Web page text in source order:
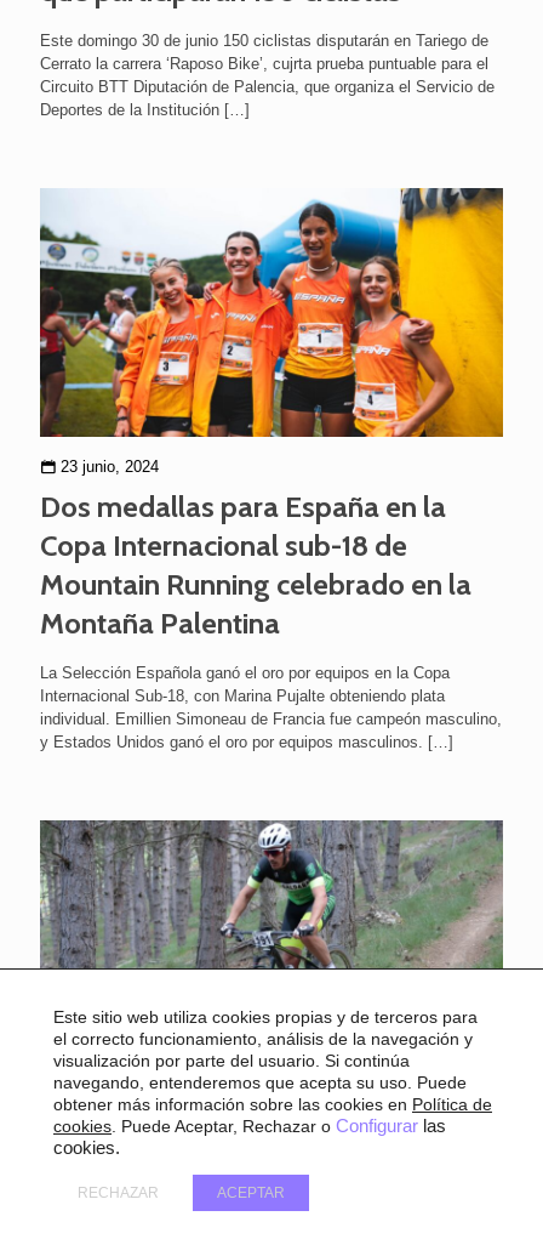
Este domingo 30 de junio 150 ciclistas disputarán en Tariego de
Cerrato la carrera ‘Raposo Bike’, cujrta prueba puntuable para el
Circuito BTT Diputación de Palencia, que organiza el Servicio de
Deportes de la Institución […]
23 junio, 2024
Dos medallas para España en la
Copa Internacional sub-18 de
Mountain Running celebrado en la
Montaña Palentina
La Selección Española ganó el oro por equipos en la Copa
Internacional Sub-18, con Marina Pujalte obteniendo plata
individual. Emillien Simoneau de Francia fue campeón masculino,
y Estados Unidos ganó el oro por equipos masculinos.
[…]
21 junio, 2024
Este sábado vuelve el Circuito
Provincial BTT Diputación de
Palencia, con la prueba ‘Bucca Ad
Este sitio web utiliza cookies propias y de terceros para
el correcto funcionamiento, análisis de la navegación y
visualización por parte del usuario. Si continúa
navegando, entenderemos que acepta su uso. Puede
obtener más información sobre las cookies en Política de
cookies . Puede Aceptar, Rechazar o Configurar las
cookies.
ACEPTAR
RECHAZAR